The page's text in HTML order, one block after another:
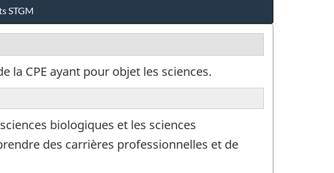
STGM
la CPE ayant pour objet les sciences.
biologiques et les sciences
des carrières professionnelles et de